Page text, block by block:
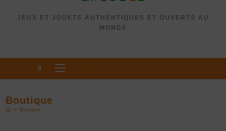
JEUX ET JOUETS AUTHENTIQUES ET OUVERTS AU
MONDE
0
Boutique
> Boutique